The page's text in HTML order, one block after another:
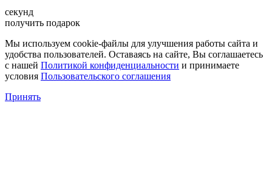
секунд
получить подарок
Мы используем cookie-файлы для улучшения работы сайта и
удобства пользователей. Оставаясь на сайте, Вы соглашаетесь
с нашей Политикой конфиденциальности и принимаете
условия Пользовательского соглашения
Принять